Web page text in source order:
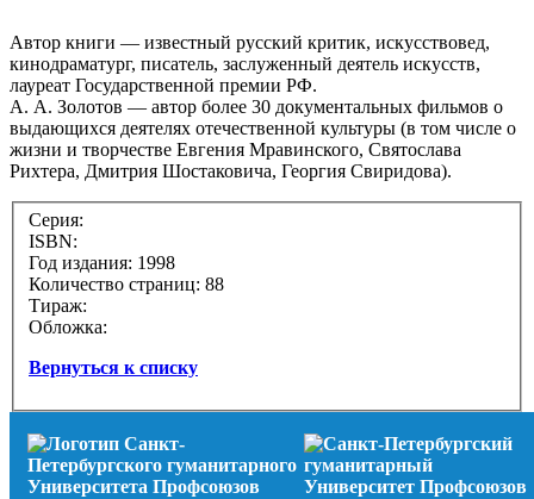
Автор книги — известный русский критик, искусствовед,
кинодраматург, писатель, заслуженный деятель искусств,
лауреат Государственной премии РФ.
А. А. Золотов — автор более 30 документальных фильмов о
выдающихся деятелях отечественной культуры (в том числе о
жизни и творчестве Евгения Мравинского, Святослава
Рихтера, Дмитрия Шостаковича, Георгия Свиридова).
Серия:
ISBN:
Год издания: 1998
Количество страниц: 88
Тираж:
Обложка:
Вернуться к списку